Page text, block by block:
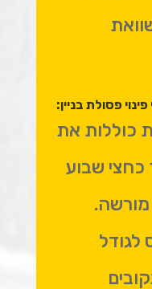
פסולת בניין:
כוללות את
שבוע
מורשה.
לגודל